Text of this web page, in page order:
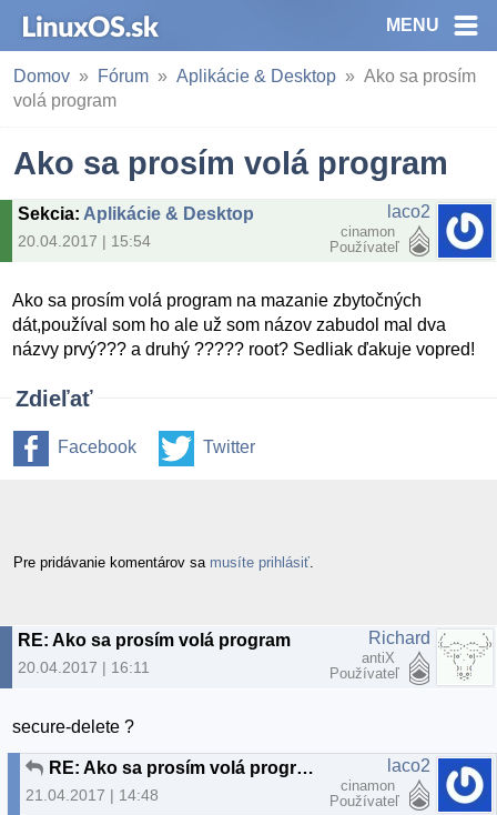
MENU
Domov Fórum Aplikácie & Desktop
Ako sa prosím
volá program
Ako sa prosím volá program
Sekcia: Aplikácie & Desktop
20.04.2017 | 15:54
laco2
cinamon
Používateľ
Ako sa prosím volá program na mazanie zbytočných
dát,používal som ho ale už som názov zabudol mal dva
názvy prvý??? a druhý ????? root? Sedliak ďakuje vopred!
Zdieľať
Facebook Twitter
Pre pridávanie komentárov sa musíte prihlásiť
RE: Ako sa prosím volá program
20.04.2017 | 16:11
Richard
antiX
Používateľ
secure-delete ?
RE: Ako sa prosím volá program
21.04.2017 | 14:48
laco2
cinamon
Používateľ